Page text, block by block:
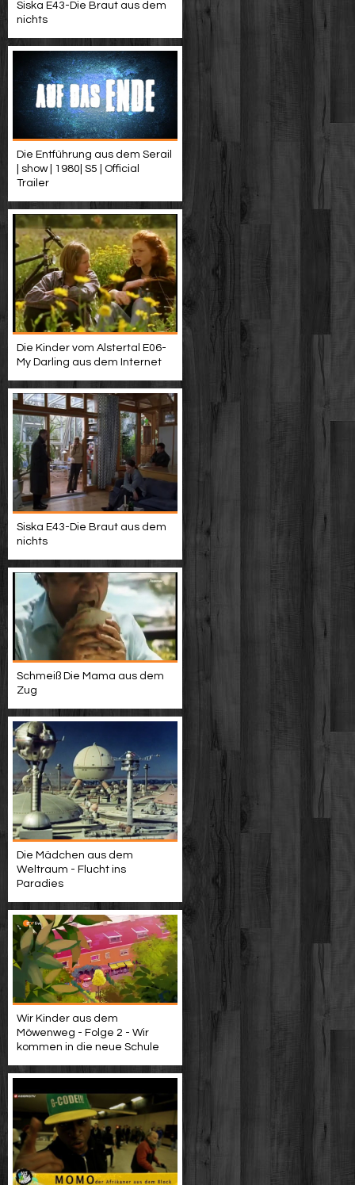
Siska E43-Die Braut aus dem
nichts
Die Entführung aus dem Serail
| show | 1980| S5 | Official
Trailer
Die Kinder vom Alstertal E06-
My Darling aus dem Internet
Siska E43-Die Braut aus dem
nichts
Schmeiß Die Mama aus dem
Zug
Die Mädchen aus dem
Weltraum - Flucht ins
Paradies
Wir Kinder aus dem
Möwenweg - Folge 2 - Wir
kommen in die neue Schule